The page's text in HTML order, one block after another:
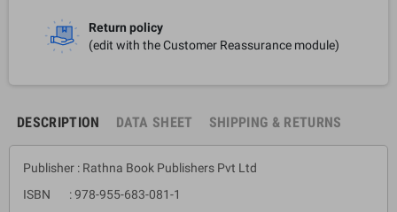
Return policy
(edit with the Customer Reassurance module)
DESCRIPTION DATA SHEET SHIPPING & RETURNS
Publisher : Rathna Book Publishers Pvt Ltd
ISBN : 978-955-683-081-1